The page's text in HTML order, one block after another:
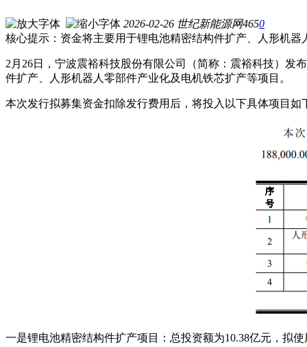
2026-02-26 世纪新能源网4650
核心提示：资金将主要用于锂电池精密结构件扩产、人形机
2月26日，宁波震裕科技股份有限公司（简称：震裕科技）发
件扩产、人形机器人零部件产业化及电机铁芯扩产等项目。
本次发行拟募集资金扣除发行费用后，将投入以下具体项目如
一是锂电池精密结构件扩产项目：总投资额为10.38亿元，拟